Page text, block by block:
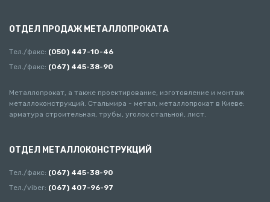
ОТДЕЛ ПРОДАЖ МЕТАЛЛОПРОКАТА
Тел./факс: (050) 447-10-46
Тел./факс: (067) 445-38-90
Металлопрокат, а также проектирование, изготовление и монтаж
металлоконструкций. Стальмира - метал, металлопрокат в Киеве:
арматура строительная, трубы, уголок стальной, лист.
ОТДЕЛ МЕТАЛЛОКОНСТРУКЦИЙ
Тел./факс: (067) 445-38-90
Тел./viber: (067) 407-96-97